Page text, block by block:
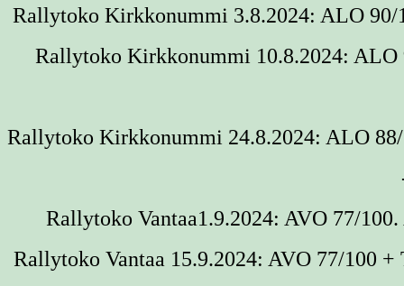
Rallytoko Kirkkonummi 3.8.2024: ALO 90/
Rallytoko Kirkkonummi 10.8.2024:
Rallytoko Kirkkonummi 24.8.2024: ALO
Rallytoko Vantaa1.9.2024: AVO 77/
Rallytoko Vantaa 15.9.2024: AVO 77/100